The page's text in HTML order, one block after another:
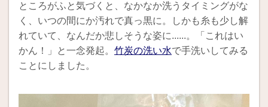
ところがふと気づくと、なかなか洗うタイミングがな
く、いつの間にか汚れで真っ黒に。しかも糸も少し解
れていて、なんだか悲しそうな姿に......。「これはい
かん！」と一念発起。 竹炭の洗い水で手洗いしてみる
ことにしました。